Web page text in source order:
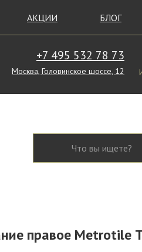
+7 495 532 78 73
Москва, Головинское шоссе, 12
АКЦИИ БЛОГ
правое Metrotile